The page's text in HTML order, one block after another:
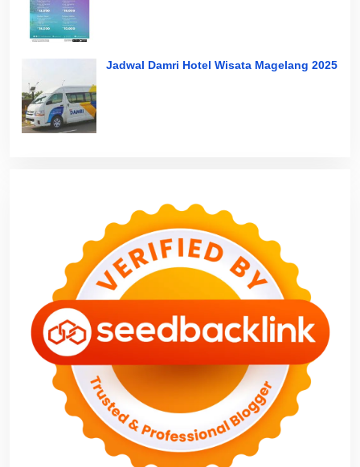
Jadwal Damri Hotel Wisata Magelang 2025